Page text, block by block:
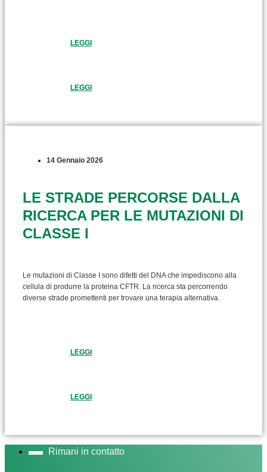
LEGGI
LEGGI
14 Gennaio 2026
LE STRADE PERCORSE DALLA
RICERCA PER LE MUTAZIONI DI
CLASSE I
Le mutazioni di Classe I sono difetti del DNA che impediscono alla
cellula di produrre la proteina CFTR. La ricerca sta percorrendo
diverse strade promettenti per trovare una terapia alternativa.
LEGGI
LEGGI
Rimani in contatto